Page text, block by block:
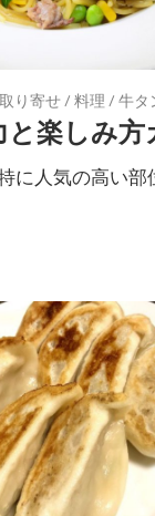
り寄せ/料理/牛タ
楽しみ方
に人気の高い部